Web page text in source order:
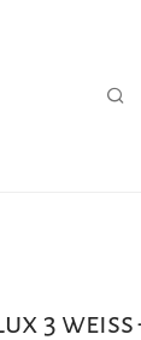
3 weiss